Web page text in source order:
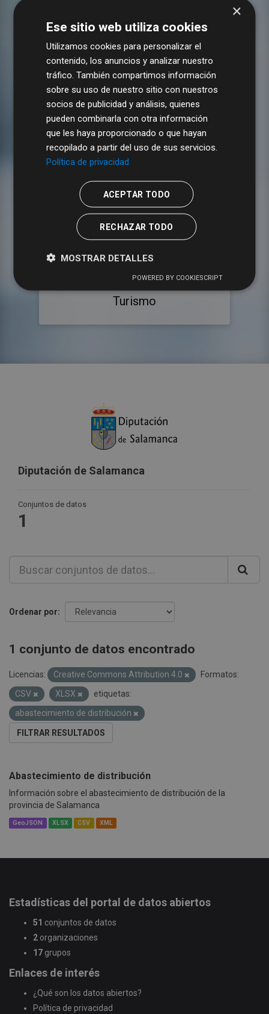
Empleo
Comercio
Turismo
Diputación de Salamanca
Conjuntos de datos
1
Ordenar por
1 conjunto de datos encontrado
Licencias: Creative Commons Attribution 4.0
Formatos:
CSV
XLSX
etiquetas:
abastecimiento de distribución
FILTRAR RESULTADOS
Abastecimiento de distribución
Información sobre el abastecimiento de distribución de la
provincia de Salamanca
GeoJSON XLSX CSV XML
Estadísticas del portal de datos abiertos
51 conjuntos de datos
2 organizaciones
17 grupos
Enlaces de interés
¿Qué son los datos abiertos?
Política de privacidad
×
Ese sitio web utiliza cookies
Utilizamos cookies para personalizar el
contenido, los anuncios y analizar nuestro
tráfico. También compartimos información
sobre su uso de nuestro sitio con nuestros
socios de publicidad y análisis, quienes
pueden combinarla con otra información
que les haya proporcionado o que hayan
recopilado a partir del uso de sus servicios.
Política de privacidad
ACEPTAR TODO
RECHAZAR TODO
MOSTRAR DETALLES
POWERED BY COOKIESCRIPT